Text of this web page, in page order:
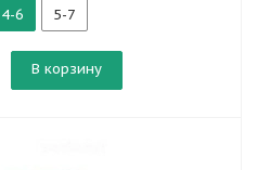
4-6 5-7
В корзину